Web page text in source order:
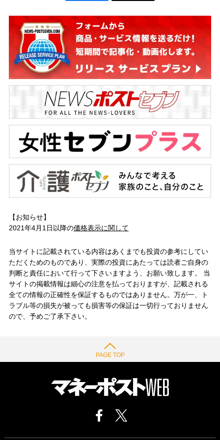
【お知らせ】
2021年4月1日以降の価格表示に関して
当サイトに記載されている内容はあくまでも投資の参考にしてい
ただくためのものであり、実際の投資にあたっては読者ご自身の
判断と責任において行って下さいますよう、お願い致します。 当
サイトの掲載情報は細心の注意を払っておりますが、記載される
全ての情報の正確性を保証するものではありません。万が一、ト
ラブル等の損失が被っても損害等の保証は一切行っておりません
ので、予めご了承下さい。
PAGE TOP